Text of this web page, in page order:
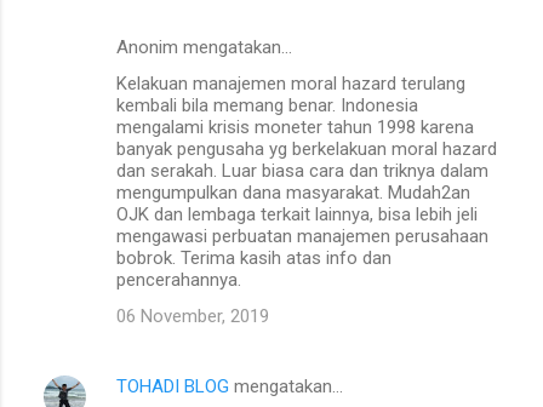
Anonim mengatakan…
Kelakuan manajemen moral hazard terulang
kembali bila memang benar. Indonesia
mengalami krisis moneter tahun 1998 karena
banyak pengusaha yg berkelakuan moral hazard
dan serakah. Luar biasa cara dan triknya dalam
mengumpulkan dana masyarakat. Mudah2an
OJK dan lembaga terkait lainnya, bisa lebih jeli
mengawasi perbuatan manajemen perusahaan
bobrok. Terima kasih atas info dan
pencerahannya.
06 November, 2019
TOHADI BLOG mengatakan…